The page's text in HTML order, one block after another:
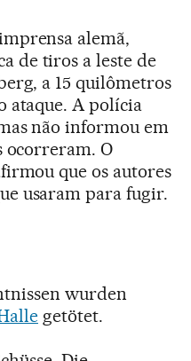
alemã,
de tiros a leste de
a 15 quilômetros
ataque. A polícia
não informou em
ocorreram. O
que os autores
usaram para fugir.
wurden
getötet.